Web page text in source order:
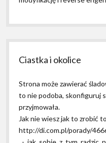
Ciastka i okolice
Strona może zawierać
to nie podoba, skonfiguruj
przyjmowała.
Jak nie wiesz jak to zrobić
http://di.com.pl/porady/